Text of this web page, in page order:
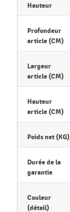
Hauteur
Profondeur
article (CM)
Largeur
article (CM)
Hauteur
article (CM)
Poids net (KG)
Durée de la
garantie
Couleur
(détail)